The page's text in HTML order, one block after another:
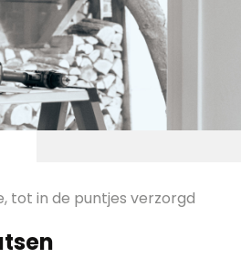
tot in de puntjes verzorgd